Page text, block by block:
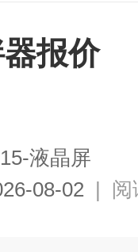
报价
液晶屏
08-02 | 阅